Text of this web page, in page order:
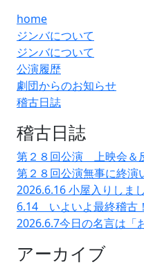
home
ジンバについて
ジンバについて
公演履歴
劇団からのお知らせ
稽古日誌
稽古日誌
第２８回公演 上映会＆
第２８回公演無事に終演
2026.6.16 小屋入りしま
6.14 いよいよ最終稽古！
2026.6.7今日の名言は「
アーカイブ